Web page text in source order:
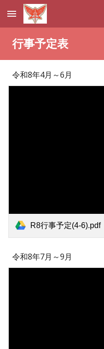
Skip to main content
行事予定表
令和8年4月～6月
R8行事予定(4-6).pdf
令和8年7月～9月